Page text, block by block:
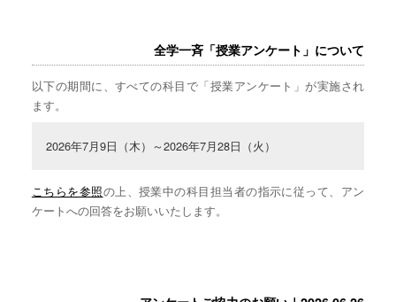
全学一斉「授業アンケート」について
以下の期間に、すべての科目で「授業アンケート」が実施され
ます。
2026年7月9日（木）～2026年7月28日（火）
こちらを参照の上、授業中の科目担当者の指示に従って、アン
ケートへの回答をお願いいたします。